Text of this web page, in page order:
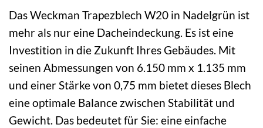
Das Weckman Trapezblech W20 in Nadelgrün ist
mehr als nur eine Dacheindeckung. Es ist eine
Investition in die Zukunft Ihres Gebäudes. Mit
seinen Abmessungen von 6.150 mm x 1.135 mm
und einer Stärke von 0,75 mm bietet dieses Blech
eine optimale Balance zwischen Stabilität und
Gewicht. Das bedeutet für Sie: eine einfache